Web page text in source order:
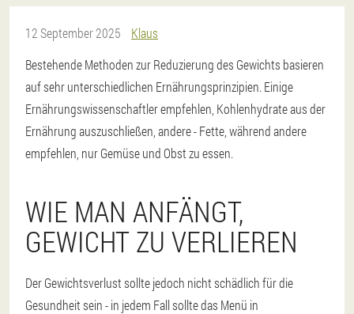
12 September 2025
Klaus
Bestehende Methoden zur Reduzierung des Gewichts basieren
auf sehr unterschiedlichen Ernährungsprinzipien. Einige
Ernährungswissenschaftler empfehlen, Kohlenhydrate aus der
Ernährung auszuschließen, andere - Fette, während andere
empfehlen, nur Gemüse und Obst zu essen.
WIE MAN ANFÄNGT,
GEWICHT ZU VERLIEREN
Der Gewichtsverlust sollte jedoch nicht schädlich für die
Gesundheit sein - in jedem Fall sollte das Menü in